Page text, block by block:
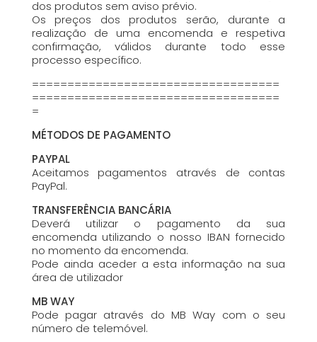
dos produtos sem aviso prévio.
Os preços dos produtos serão, durante a
realização de uma encomenda e respetiva
confirmação, válidos durante todo esse
processo específico.
===================================
===================================
=
MÉTODOS DE PAGAMENTO
PAYPAL
Aceitamos pagamentos através de contas
PayPal.
TRANSFERÊNCIA BANCÁRIA
Deverá utilizar o pagamento da sua
encomenda utilizando o nosso IBAN fornecido
no momento da encomenda.
Pode ainda aceder a esta informação na sua
área de utilizador
MB WAY
Pode pagar através do MB Way com o seu
número de telemóvel.